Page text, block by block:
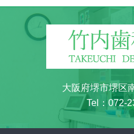
大阪府堺市堺区
Tel： 072-